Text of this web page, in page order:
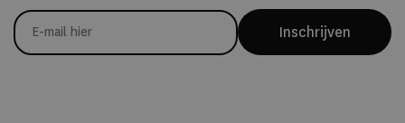
Inschrijven